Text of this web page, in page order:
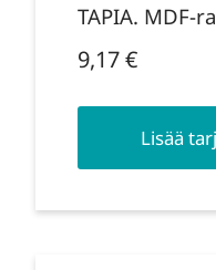
TAPIA. MDF-
9,17€
Lisää